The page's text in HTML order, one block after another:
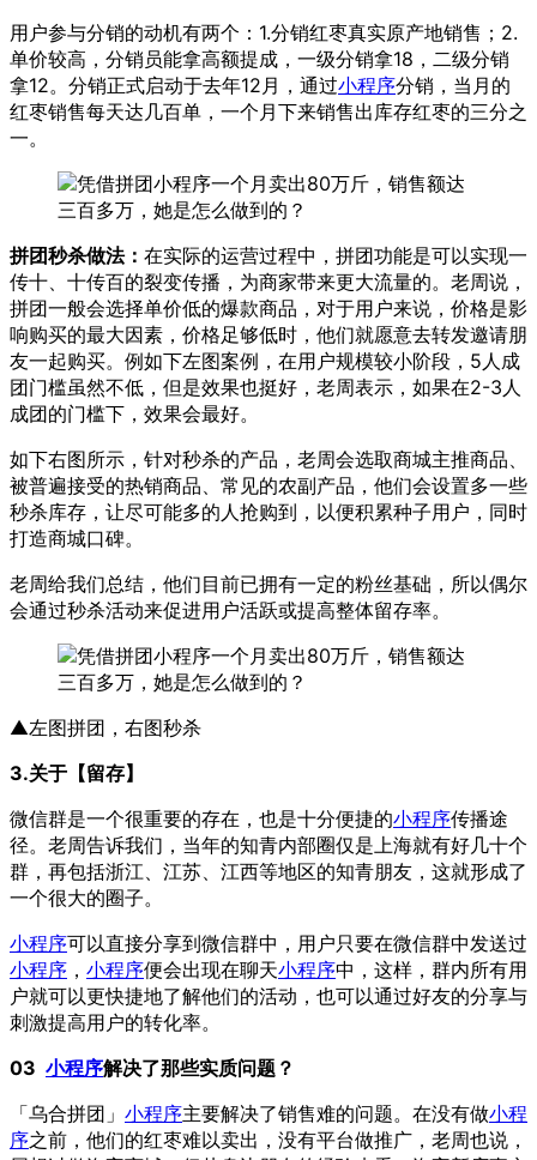
用户参与分销的动机有两个：1.分销红枣真实原产地销售；2.
单价较高，分销员能拿高额提成，一级分销拿18，二级分销
拿12。分销正式启动于去年12月，通过小程序分销，当月的
红枣销售每天达几百单，一个月下来销售出库存红枣的三分之
一。
拼团秒杀做法： 在实际的运营过程中，拼团功能是可以实现一
传十、十传百的裂变传播，为商家带来更大流量的。老周说，
拼团一般会选择单价低的爆款商品，对于用户来说，价格是影
响购买的最大因素，价格足够低时，他们就愿意去转发邀请朋
友一起购买。例如下左图案例，在用户规模较小阶段，5人成
团门槛虽然不低，但是效果也挺好，老周表示，如果在2-3人
成团的门槛下，效果会最好。
如下右图所示，针对秒杀的产品，老周会选取商城主推商品、
被普遍接受的热销商品、常见的农副产品，他们会设置多一些
秒杀库存，让尽可能多的人抢购到，以便积累种子用户，同时
打造商城口碑。
老周给我们总结，他们目前已拥有一定的粉丝基础，所以偶尔
会通过秒杀活动来促进用户活跃或提高整体留存率。
▲左图拼团，右图秒杀
3.关于【留存】
微信群是一个很重要的存在，也是十分便捷的小程序传播途
径。老周告诉我们，当年的知青内部圈仅是上海就有好几十个
群，再包括浙江、江苏、江西等地区的知青朋友，这就形成了
一个很大的圈子。
小程序可以直接分享到微信群中，用户只要在微信群中发送过
小程序 ， 小程序便会出现在聊天小程序中，这样，群内所有用
户就可以更快捷地了解他们的活动，也可以通过好友的分享与
刺激提高用户的转化率。
03 小程序解决了那些实质问题？
「乌合拼团」 小程序主要解决了销售难的问题。在没有做小程
序之前，他们的红枣难以卖出，没有平台做推广，老周也说，